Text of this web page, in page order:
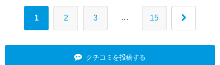
1 2 3 … 15
クチコミを投稿する